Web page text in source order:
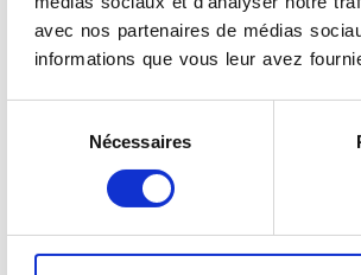
avec nos partenaires de médias
informations que vous leur avez
consentement
Nécessaires